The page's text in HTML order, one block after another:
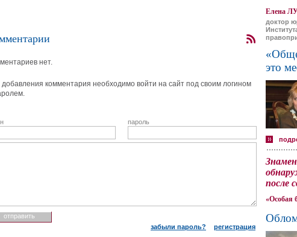
нет.
комментария необходимо войти на сайт под своим логином
пароль
забыли пароль? регистрация
Елена
доктор
это
после
«Особая